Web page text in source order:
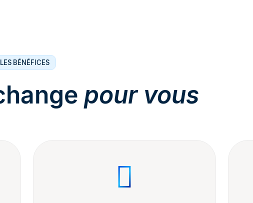
LES BÉNÉFICES
pour vous